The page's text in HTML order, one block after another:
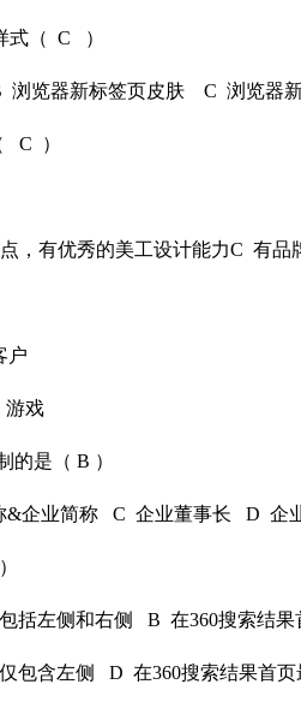
式（ C ）
览器新标签页皮肤 C 浏览器
C ）
，有优秀的美工设计能力C 有品
户
戏
的是（ B ）
业简称 C 企业董事长 D 企
括左侧和右侧 B 在360搜索结果
包含左侧 D 在360搜索结果首页